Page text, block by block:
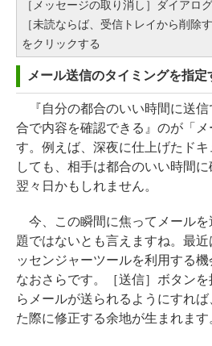
［メッセージの取り消し］ダイアロ
［未読ならば、受信トレイから削除
をクリックする
メール送信のタイミングを指定
『自分の都合のいい時間に送信
合で内容を確認できる』のが「
す。例えば、深夜に仕上げたド
しても、相手は都合のいい時間に
翌々日かもしれません。
今、この瞬間に焦ってメールを
題ではないとも言えますね。最
ッセンジャーツールを利用する機
なおさらです。［送信］ボタン
らメールが送られるようにすれ
た際に修正する余地が生まれます